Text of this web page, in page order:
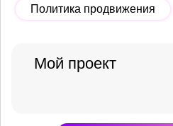
Политика продвижения